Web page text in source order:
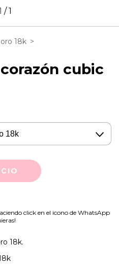
/1
18k >
cubic
click en el icono de WhatsApp
18k.